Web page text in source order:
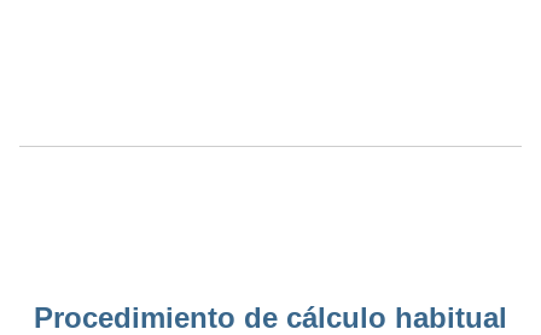
Procedimiento de cálculo habitual